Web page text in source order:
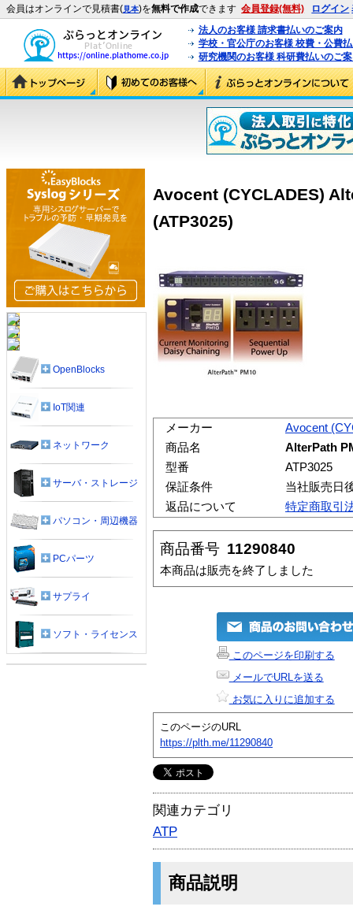
会員はオンラインで見積書(見本)を無料で作成できます 会員登録(無料) ログイン
法人のお客様 請求書払いのご案内
学校・官公庁のお客様 校費・公費
研究機関のお客様 科研費払いのご
Avocent (CYCLADES)
(ATP3025)
メーカー
Avocent
商品名
AlterPath
型番
ATP3025
保証条件
当社販売日
返品について
特定商取引
商品番号 11290840
本商品は販売を終了しました
このページを印刷する
メールでURLを送る
お気に入りに追加する
このページのURL
https://plth.me/11290840
関連カテゴリ
ATP
商品説明
OpenBlocks
IoT関連
ネットワーク
サーバ・ストレージ
パソコン・周辺機器
PCパーツ
サプライ
ソフト・ライセンス